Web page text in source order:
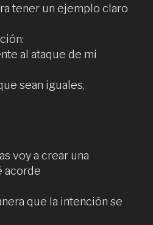
tener un ejemplo claro
al ataque de mi
sean iguales,
voy a crear una
acorde
que la intención se